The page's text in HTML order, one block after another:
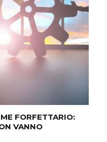
FORFETTARIO:
VANNO